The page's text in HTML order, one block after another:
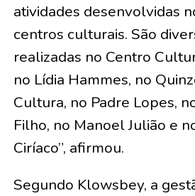
atividades desenvolvidas
centros culturais. São
realizadas no Centro
no Lídia Hammes, no
Cultura, no Padre Lopes,
Filho, no Manoel Julião e
Ciríaco”, afirmou.
Segundo Klowsbey, a